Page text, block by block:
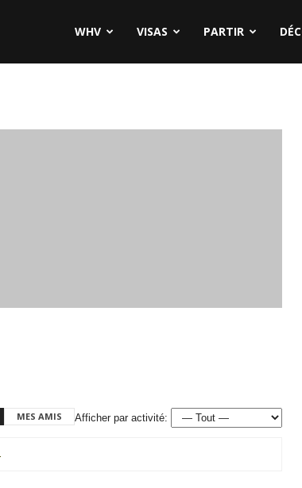
WHV VISAS PARTIR
MES AMIS Afficher par activité: